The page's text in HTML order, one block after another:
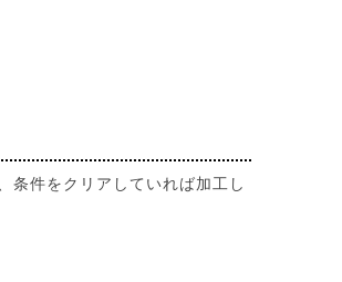
条件をクリアしていれば加工し